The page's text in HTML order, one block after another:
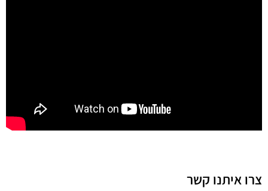
צרו איתנו קשר